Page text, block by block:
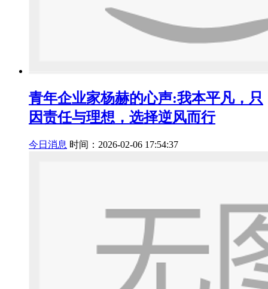
青年企业家杨赫的心声:我本平凡，只
因责任与理想，选择逆风而行
今日消息 时间：2026-02-06 17:54:37